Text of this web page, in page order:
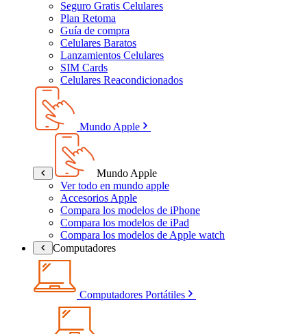
Seguro Gratis Celulares
Plan Retoma
Guía de compra
Celulares Baratos
Lanzamientos Celulares
SIM Cards
Celulares Reacondicionados
Mundo Apple
Mundo Apple
Ver todo en mundo apple
Accesorios Apple
Compara los modelos de iPhone
Compara los modelos de iPad
Compara los modelos de Apple watch
Computadores
Computadores Portátiles